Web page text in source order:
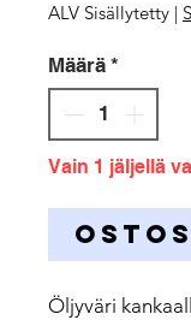
ALV Sisällytetty |
Määrä *
Vain 1 jäljellä
Öljyväri